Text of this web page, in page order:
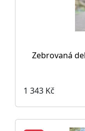
Zebrovaná
1 343 Kč